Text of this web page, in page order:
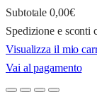
nel
Subtotale0,00€
Spedizione e sconti
Visualizza il mio
Vai al pagamento